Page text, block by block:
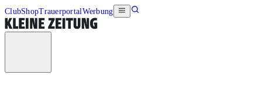
ClubShopTrauerportalWerbung